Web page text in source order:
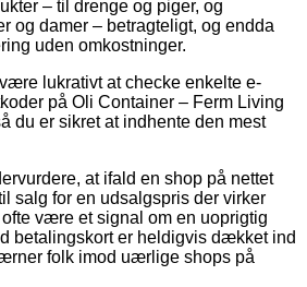
– til drenge og piger, og
og damer – betragteligt, og endda
uden omkostninger.
lukrativt at checke enkelte e-
på Oli Container – Ferm Living
du er sikret at indhente den mest
at ifald en shop på nettet
salg for en udsalgspris der virker
være et signal om en uoprigtig
betalingskort er heldigvis dækket ind
folk imod uærlige shops på